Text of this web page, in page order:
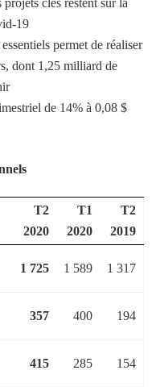
clés restent sur la
19
permet de réaliser
dont 1,25 milliard de
de 14% à 0,08 $
T2
2020
T1
2020
T2
2019
1 725 1 589 1 317
357 400 194
415 285 154